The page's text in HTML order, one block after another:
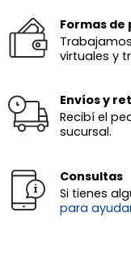
Formas de
virtuales y
Envíos y
Recibí el
sucursal.
Consultas
Si tienes
para